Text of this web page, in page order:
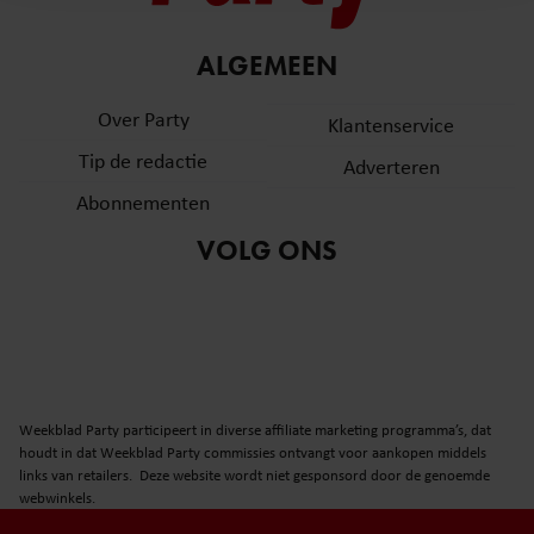
informatie over uw gebruik van onze site met onze
partners voor social media, adverteren en analyse. Deze
informatie die u aan ze heeft verstrekt of die ze hebben
gaat akkoord met onze cookies als u onze website blijft
gebruiken.
ALGEMEEN
Over Party
Tip de redactie
Abonnementen
Klantenservice
Adverteren
VOLG ONS
Weekblad Party participeert in diverse affiliate marketing programma’s, dat
houdt in dat Weekblad Party commissies ontvangt voor aankopen middels
links van retailers. Deze website wordt niet gesponsord door de genoemde
webwinkels.